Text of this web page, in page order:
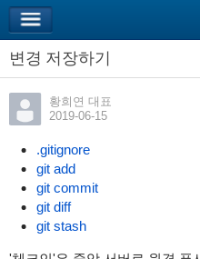
변경 저장하기
황희연 대표
2019-06-15
.gitignore
git add
git commit
git diff
git stash